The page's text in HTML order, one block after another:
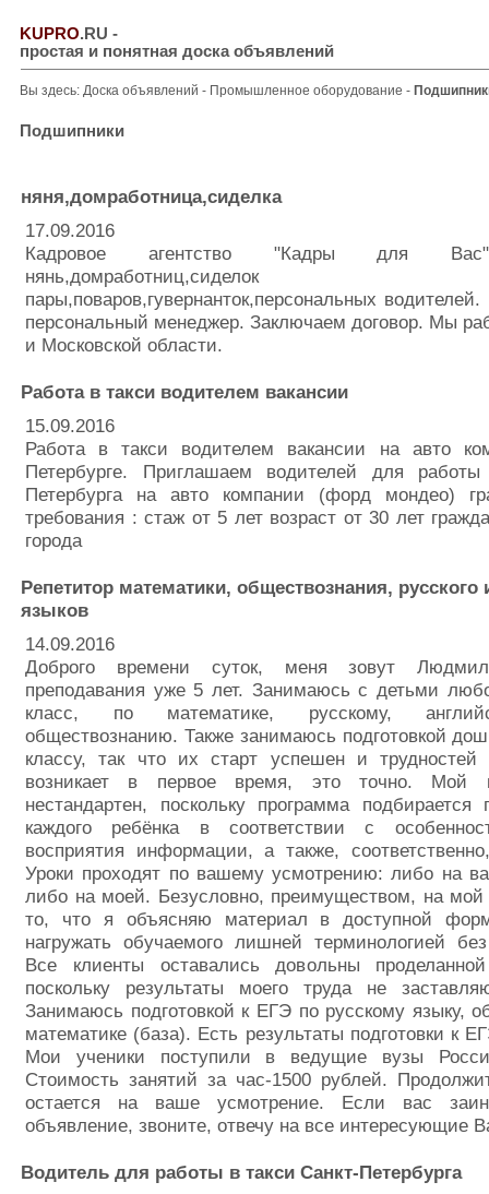
KUPRO.RU -
простая и понятная доска объявлений
Вы здесь: Доска объявлений - Промышленное оборудование -
Подшипники
няня,домработница,сиделка
17.09.2016
Кадровое агентство "Кадры для Вас"
нянь,домработниц,сиделок
пары,поваров,гувернанток,персональных
персональный менеджер. Заключаем договор. Мы
и Московской области.
Работа в такси водителем вакансии
15.09.2016
Работа в такси водителем вакансии на авто
Петербурге. Приглашаем водителей для
Петербурга на авто компании (форд мондео)
требования : стаж от 5 лет возраст от 30 лет
города
Репетитор математики, обществознания, русского
языков
14.09.2016
Доброго времени суток, меня зовут
преподавания уже 5 лет. Занимаюсь с детьми
класс, по математике, русскому,
обществознанию. Также занимаюсь подготовкой
классу, так что их старт успешен и
возникает в первое время, это точно. Мой
нестандартен, поскольку программа подбирается
каждого ребёнка в соответствии с
восприятия информации, а также,
Уроки проходят по вашему усмотрению: либо на
либо на моей. Безусловно, преимуществом, на мой
то, что я объясняю материал в доступной
нагружать обучаемого лишней терминологией
Все клиенты оставались довольны
поскольку результаты моего труда не
Занимаюсь подготовкой к ЕГЭ по русскому языку,
математике (база). Есть результаты подготовки к
Мои ученики поступили в ведущие вузы
Стоимость занятий за час-1500 рублей.
остается на ваше усмотрение. Если вас
объявление, звоните, отвечу на все интересующие
Водитель для работы в такси Санкт-Петербурга